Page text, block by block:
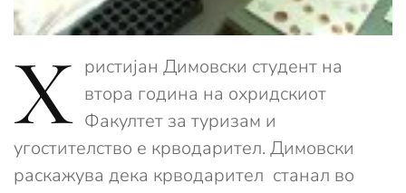
Х ристијан Димовски студент на
втора година на охридскиот
Факултет за туризам и
угостителство е крводарител. Димовски
раскажува дека крводарител станал во